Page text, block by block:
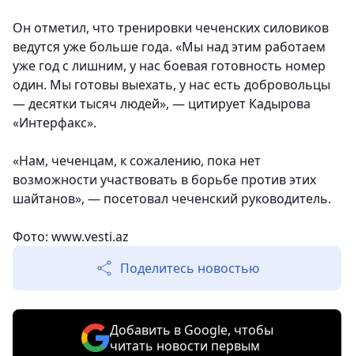
Он отметил, что тренировки чеченских силовиков
ведутся уже больше года. «Мы над этим работаем
уже год с лишним, у нас боевая готовность номер
один. Мы готовы выехать, у нас есть добровольцы
— десятки тысяч людей», — цитирует Кадырова
«Интерфакс».
«Нам, чеченцам, к сожалению, пока нет
возможности участвовать в борьбе против этих
шайтанов», — посетовал чеченский руководитель.
Фото: www.vesti.az
Поделитесь новостью
Добавить в Google, чтобы
читать новости первым